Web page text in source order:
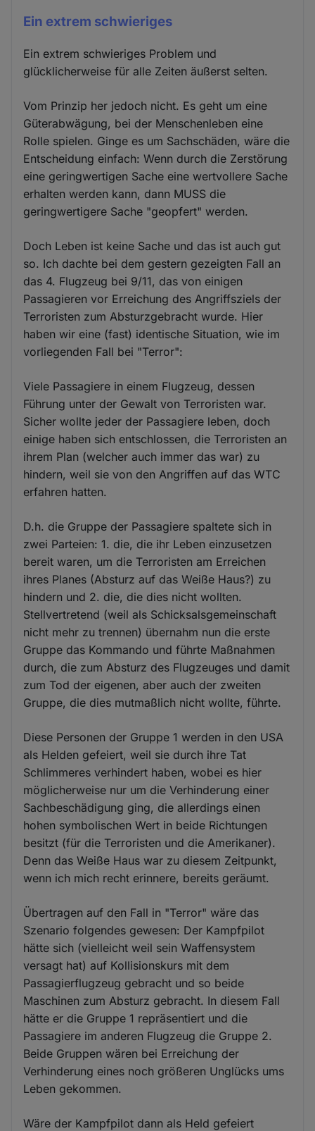
Ein extrem schwieriges
Ein extrem schwieriges Problem und
glücklicherweise für alle Zeiten äußerst selten.
Vom Prinzip her jedoch nicht. Es geht um eine
Güterabwägung, bei der Menschenleben eine
Rolle spielen. Ginge es um Sachschäden, wäre die
Entscheidung einfach: Wenn durch die Zerstörung
eine geringwertigen Sache eine wertvollere Sache
erhalten werden kann, dann MUSS die
geringwertigere Sache "geopfert" werden.
Doch Leben ist keine Sache und das ist auch gut
so. Ich dachte bei dem gestern gezeigten Fall an
das 4. Flugzeug bei 9/11, das von einigen
Passagieren vor Erreichung des Angriffsziels der
Terroristen zum Absturzgebracht wurde. Hier
haben wir eine (fast) identische Situation, wie im
vorliegenden Fall bei "Terror":
Viele Passagiere in einem Flugzeug, dessen
Führung unter der Gewalt von Terroristen war.
Sicher wollte jeder der Passagiere leben, doch
einige haben sich entschlossen, die Terroristen an
ihrem Plan (welcher auch immer das war) zu
hindern, weil sie von den Angriffen auf das WTC
erfahren hatten.
D.h. die Gruppe der Passagiere spaltete sich in
zwei Parteien: 1. die, die ihr Leben einzusetzen
bereit waren, um die Terroristen am Erreichen
ihres Planes (Absturz auf das Weiße Haus?) zu
hindern und 2. die, die dies nicht wollten.
Stellvertretend (weil als Schicksalsgemeinschaft
nicht mehr zu trennen) übernahm nun die erste
Gruppe das Kommando und führte Maßnahmen
durch, die zum Absturz des Flugzeuges und damit
zum Tod der eigenen, aber auch der zweiten
Gruppe, die dies mutmaßlich nicht wollte, führte.
Diese Personen der Gruppe 1 werden in den USA
als Helden gefeiert, weil sie durch ihre Tat
Schlimmeres verhindert haben, wobei es hier
möglicherweise nur um die Verhinderung einer
Sachbeschädigung ging, die allerdings einen
hohen symbolischen Wert in beide Richtungen
besitzt (für die Terroristen und die Amerikaner).
Denn das Weiße Haus war zu diesem Zeitpunkt,
wenn ich mich recht erinnere, bereits geräumt.
Übertragen auf den Fall in "Terror" wäre das
Szenario folgendes gewesen: Der Kampfpilot
hätte sich (vielleicht weil sein Waffensystem
versagt hat) auf Kollisionskurs mit dem
Passagierflugzeug gebracht und so beide
Maschinen zum Absturz gebracht. In diesem Fall
hätte er die Gruppe 1 repräsentiert und die
Passagiere im anderen Flugzeug die Gruppe 2.
Beide Gruppen wären bei Erreichung der
Verhinderung eines noch größeren Unglücks ums
Leben gekommen.
Wäre der Kampfpilot dann als Held gefeiert